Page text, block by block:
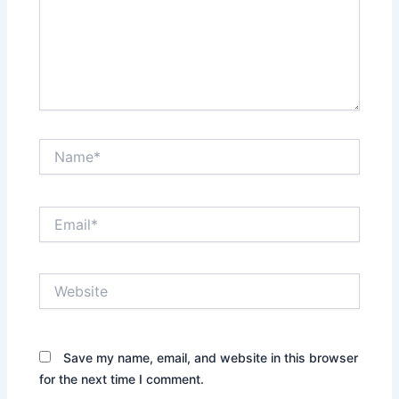
Save my name, email, and website in this browser
for the next time I comment.